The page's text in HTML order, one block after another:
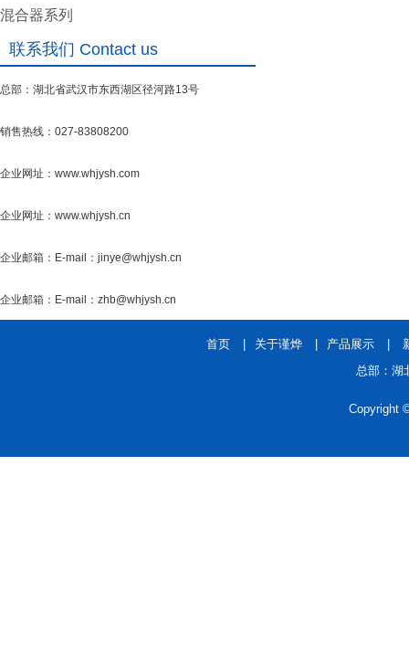
混合器系列
联系我们 Contact us
总部：湖北省武汉市东西湖区径河路13号
销售热线：027-83808200
企业网址：www.whjysh.com
企业网址：www.whjysh.cn
企业邮箱：E-mail：jinye@whjysh.cn
企业邮箱：E-mail：zhb@whjysh.cn
首页 关于谨烨 产品展示
总部：
Copyright